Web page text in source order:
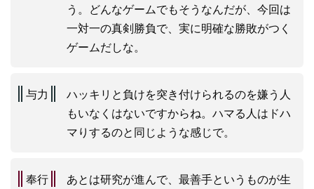
う。どんなゲームでもそうなんだが、今回は
一対一の真剣勝負で、実に明確な勝敗がつく
ゲームだしな。
与力
ハッキリと負けを突き付けられるのを嫌う人
もいなくはないですからね。ハマる人はドハ
マりするのと同じような感じで。
奉行
あとは研究が進んで、最善手というものが生